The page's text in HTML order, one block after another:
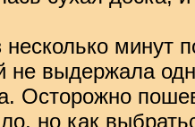
минут
не выдержала
Осторожно
но как